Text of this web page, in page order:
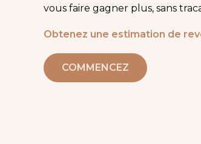
vous faire gagner plus, sans
Obtenez une estimation de
COMMENCEZ